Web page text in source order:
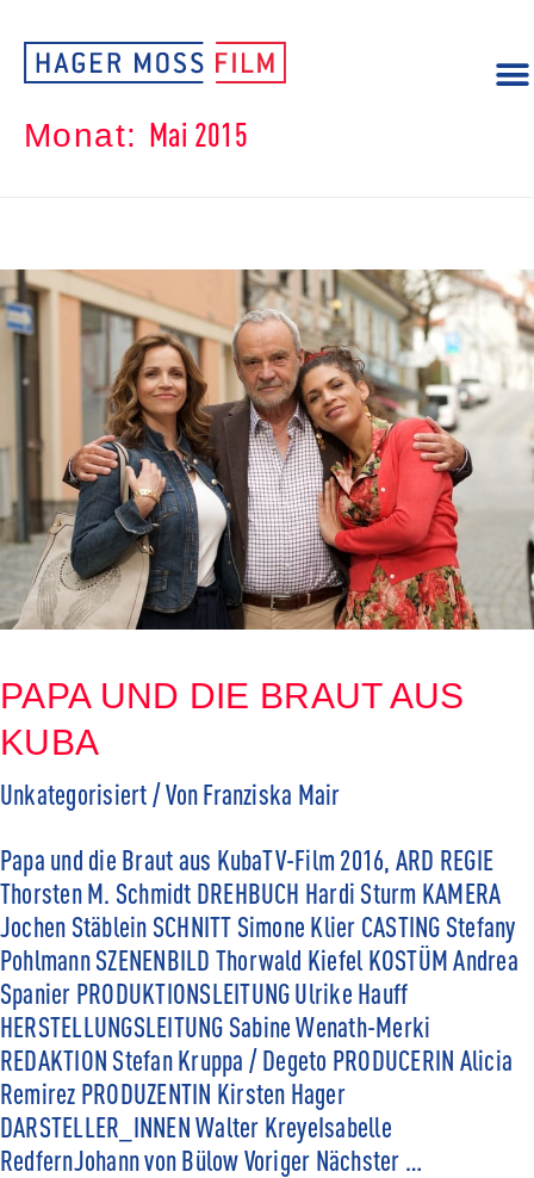
Monat: Mai 2015
PAPA UND DIE BRAUT AUS
KUBA
Unkategorisiert/ VonFranziska Mair
Papa und die Braut aus KubaTV-Film 2016, ARD REGIE
Thorsten M. Schmidt DREHBUCH Hardi Sturm KAMERA
Jochen Stäblein SCHNITT Simone Klier CASTING Stefany
Pohlmann SZENENBILD Thorwald Kiefel KOSTÜM Andrea
Spanier PRODUKTIONSLEITUNG Ulrike Hauff
HERSTELLUNGSLEITUNG Sabine Wenath-Merki
REDAKTION Stefan Kruppa / Degeto PRODUCERIN Alicia
Remirez PRODUZENTIN Kirsten Hager
DARSTELLER_INNEN Walter KreyeIsabelle
RedfernJohann von Bülow Voriger Nächster …